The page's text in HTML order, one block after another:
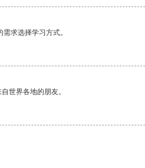
求选择学习方式。
世界各地的朋友。